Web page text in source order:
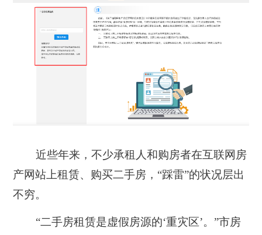
近些年来，不少承租人和购房者在互联网房
产网站上租赁、购买二手房，“踩雷”的状况层出
不穷。
“二手房租赁是虚假房源的‘重灾区’。”市房